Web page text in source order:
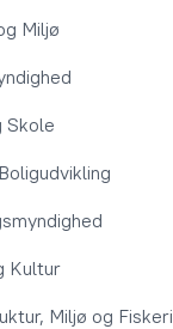
Miljø
Skole
Kultur
Miljø og Fiskeri